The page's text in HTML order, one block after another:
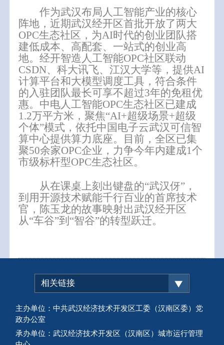
作为武汉布局人工智能产业的核心
阵地，近期武汉经开区首批开放了两大
OPC生态社区，为AI时代的创业团队搭
建低成本、高配套、一站式的创业高
地。经开智造人工智能OPC社区联动
CSDN、科大讯飞、江汉大学等，提供AI
计算平台和大模型调度工具，符合条件
的入驻团队最长可享不超过3年的免租优
惠。中电人工智能OPC生态社区已建成
1.2万平方米，聚焦“AI+超级场景+超级
个体”模式，依托中国电子云武汉可信智
算中心提供算力底座。
目前，全区已集
聚50余家OPC企业，力争今年内建成1个
市级标杆型OPC生态社区。
从在课桌上刻出键盘的“武汉伢”，
到用开源技术赋能千行百业的首席技术
官 ，陈玉龙的故事映射出武汉经开区
从“车谷”到“智谷”的转型跃迁。
相关链接
主办单位：中共武汉经济技术开发区工委（汉南区委）党
政办公室
承办单位：武汉经济技术开发区（汉南区）城市运行管理